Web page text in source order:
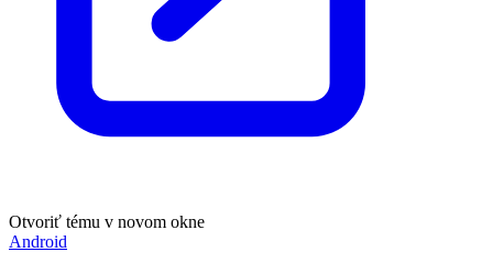
Otvoriť tému v novom okne
Android